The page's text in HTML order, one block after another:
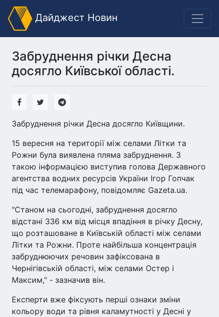
Дайджест Новин
Забруднення річки Десна
досягло Київської області.
Забруднення річки Десна досягло Київщини.
15 вересня на території між селами Літки та
Рожни була виявлена пляма забруднення. З
такою інформацією виступив голова Державного
агентства водних ресурсів України Ігор Гопчак
під час телемарафону, повідомляє Gazeta.ua.
"Станом на сьогодні, забруднення досягло
відстані 336 км від місця впадіння в річку Десну,
що розташоване в Київській області між селами
Літки та Рожни. Проте найбільша концентрація
забруднюючих речовин зафіксована в
Чернігівській області, між селами Остер і
Максим," - зазначив він.
Експерти вже фіксують перші ознаки зміни
кольору води та рівня каламутності у Десні у